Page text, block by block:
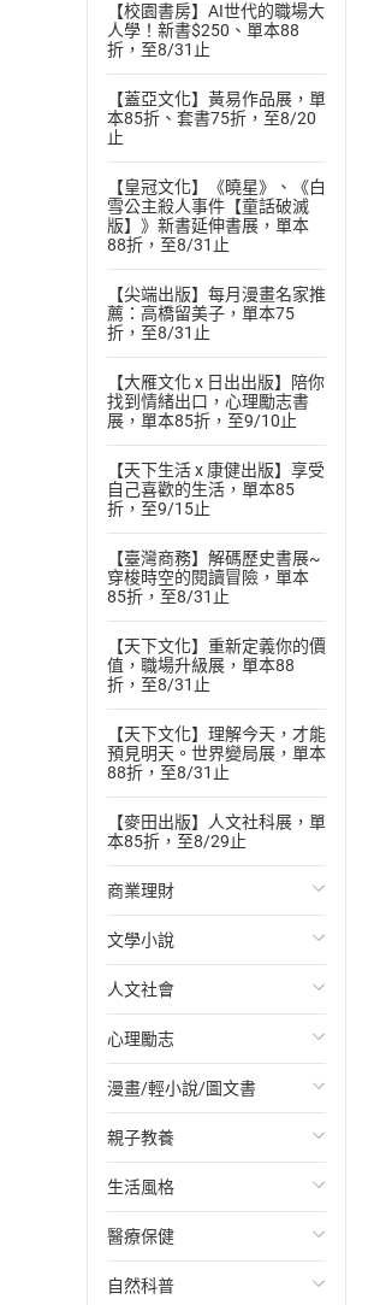
【校園書房】AI世代的職場大
人學！新書$250、單本88
折，至8/31止
【蓋亞文化】黃易作品展，單
本85折、套書75折，至8/20
止
【皇冠文化】《曉星》、《白
雪公主殺人事件【童話破滅
版】》新書延伸書展，單本
88折，至8/31止
【尖端出版】每月漫畫名家推
薦：高橋留美子，單本75
折，至8/31止
【大雁文化 x 日出出版】陪你
找到情緒出口，心理勵志書
展，單本85折，至9/10止
【天下生活 x 康健出版】享受
自己喜歡的生活，單本85
折，至9/15止
【臺灣商務】解碼歷史書展~
穿梭時空的閱讀冒險，單本
85折，至8/31止
【天下文化】重新定義你的價
值，職場升級展，單本88
折，至8/31止
【天下文化】理解今天，才能
預見明天。世界變局展，單本
88折，至8/31止
【麥田出版】人文社科展，單
本85折，至8/29止
商業理財
投資理財
經濟/趨勢
財務/金融
管理/領導
職場工作術
成功法
行銷/廣告
傳記
文學小說
歐美文學
日本文學
韓國文學
華文文學
經典文學
成長/家庭生活小說
懸疑/推理小說
人文社會
國際關係
政治
社會科學
台灣/中國歷史
日/韓歷史
其他歷史/史學
心理勵志
心靈成長/情緒
人際關係
兩性關係
心理學
漫畫/輕小說/圖文書
輕小說
奇幻/科幻
愛情故事
職場/社會寫實
親子教養
教育現場
兒童文學/故事
兒童科普/學習
生活風格
飲食/食譜
健身/美顏
醫療保健
健康/養生
自然科普